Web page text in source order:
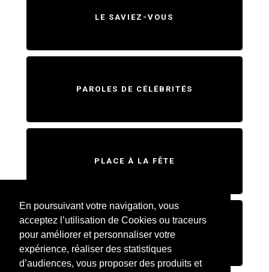
En poursuivant votre navigation, vous
acceptez l’utilisation de Cookies ou traceurs
pour améliorer et personnaliser votre
expérience, réaliser des statistiques
d’audiences, vous proposer des produits et
LE SAVIEZ-VOUS
PAROLES DE CÉLÉBRITÉS
PLACE À LA FÊTE
SWEET HOME